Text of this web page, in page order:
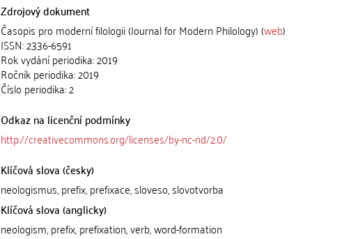
Zdrojový dokument
Časopis pro moderní filologii (Journal for Modern Philology) (web)
ISSN: 2336-6591
Rok vydání periodika: 2019
Ročník periodika: 2019
Číslo periodika: 2
Odkaz na licenční podmínky
http://creativecommons.org/licenses/by-nc-nd/2.0/
Klíčová slova (česky)
neologismus, prefix, prefixace, sloveso, slovotvorba
Klíčová slova (anglicky)
neologism, prefix, prefixation, verb, word-formation